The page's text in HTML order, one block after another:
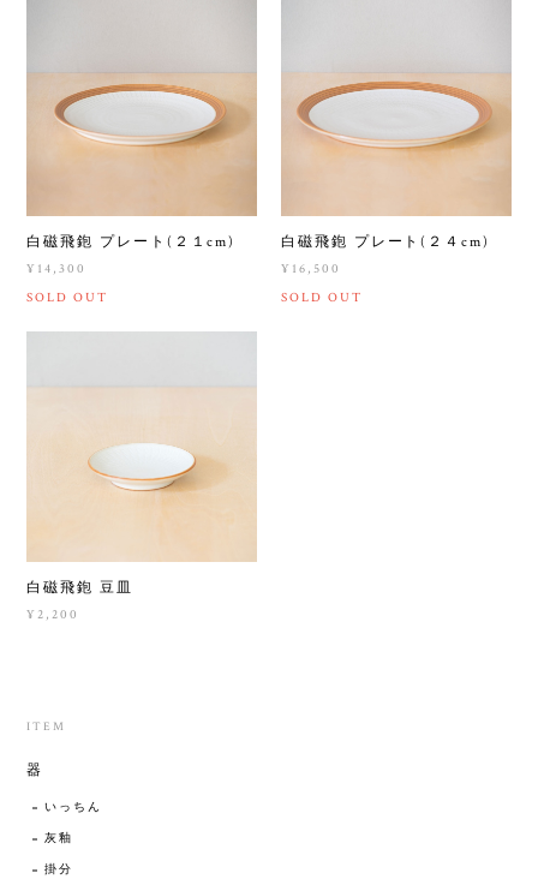
白磁飛鉋 プレート(２１cm)
¥14,300
SOLD OUT
白磁飛鉋 プレート(２４cm)
¥16,500
SOLD OUT
白磁飛鉋 豆皿
¥2,200
ITEM
器
いっちん
灰釉
掛分